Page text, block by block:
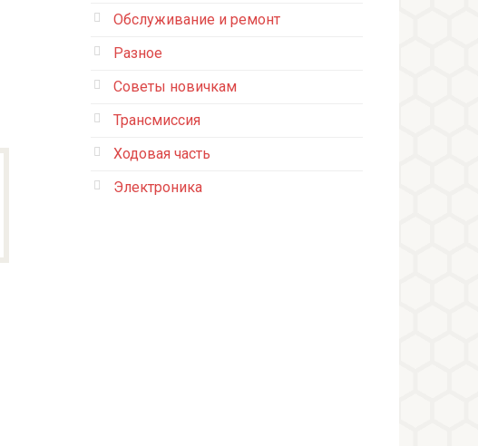
Обслуживание и ремонт
Разное
Советы новичкам
Трансмиссия
Ходовая часть
Электроника